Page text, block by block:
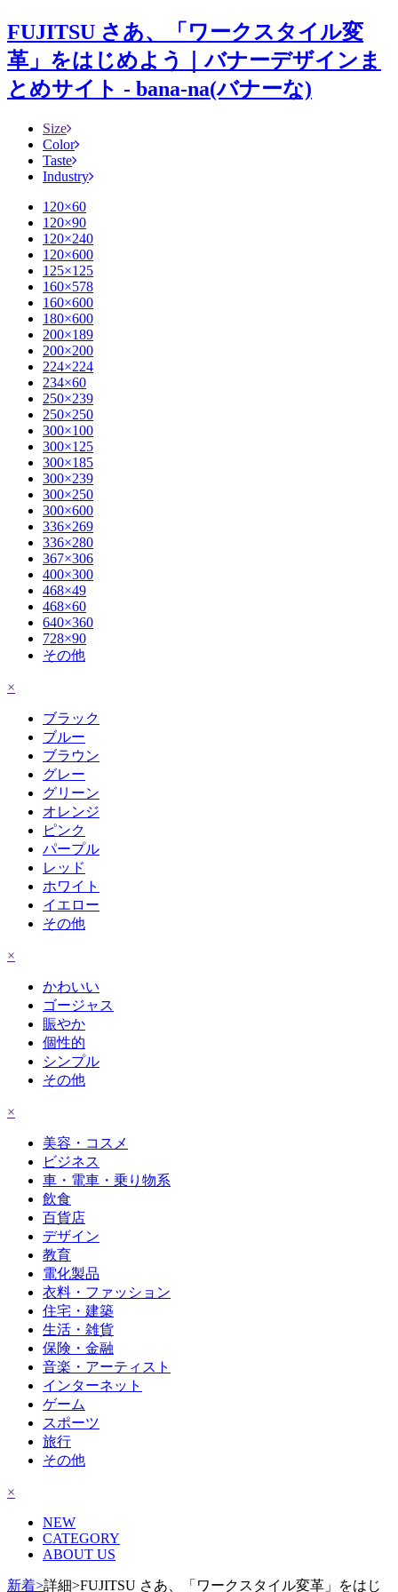
FUJITSU さあ、「ワークスタイル変
革」をはじめよう｜バナーデザインま
とめサイト - bana-na(バナーな)
Size
Color
Taste
Industry
120×60
120×90
120×240
120×600
125×125
160×578
160×600
180×600
200×189
200×200
224×224
234×60
250×239
250×250
300×100
300×125
300×185
300×239
300×250
300×600
336×269
336×280
367×306
400×300
468×49
468×60
640×360
728×90
その他
×
ブラック
ブルー
ブラウン
グレー
グリーン
オレンジ
ピンク
パープル
レッド
ホワイト
イエロー
その他
×
かわいい
ゴージャス
賑やか
個性的
シンプル
その他
×
美容・コスメ
ビジネス
車・電車・乗り物系
飲食
百貨店
デザイン
教育
電化製品
衣料・ファッション
住宅・建築
生活・雑貨
保険・金融
音楽・アーティスト
インターネット
ゲーム
スポーツ
旅行
その他
×
NEW
CATEGORY
ABOUT US
新着>詳細>FUJITSU さあ、「ワークスタイル変革」をはじ